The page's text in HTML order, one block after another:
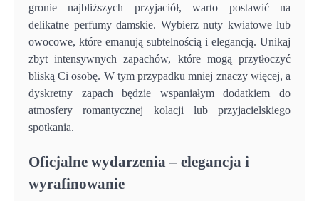
gronie najbliższych przyjaciół, warto postawić na
delikatne perfumy damskie. Wybierz nuty kwiatowe lub
owocowe, które emanują subtelnością i elegancją. Unikaj
zbyt intensywnych zapachów, które mogą przytłoczyć
bliską Ci osobę. W tym przypadku mniej znaczy więcej, a
dyskretny zapach będzie wspaniałym dodatkiem do
atmosfery romantycznej kolacji lub przyjacielskiego
spotkania.
Oficjalne wydarzenia – elegancja i
wyrafinowanie